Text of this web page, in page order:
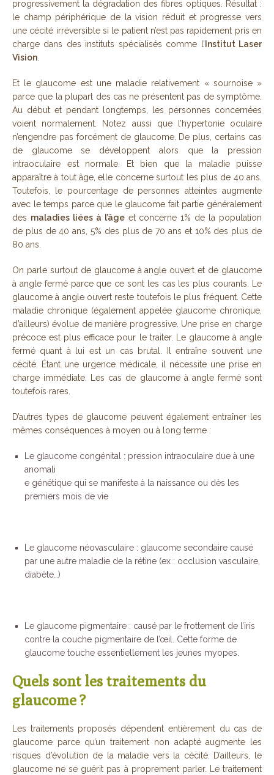
progressivement la dégradation des fibres optiques. Résultat :
le champ périphérique de la vision réduit et progresse vers
une cécité irréversible si le patient n’est pas rapidement pris en
charge dans des instituts spécialisés comme l’Institut Laser
Vision
Et le glaucome est une maladie relativement « sournoise »
parce que la plupart des cas ne présentent pas de symptôme.
Au début et pendant longtemps, les personnes concernées
voient normalement. Notez aussi que l’hypertonie oculaire
n’engendre pas forcément de glaucome. De plus, certains cas
de glaucome se développent alors que la pression
intraoculaire est normale. Et bien que la maladie puisse
apparaître à tout âge, elle concerne surtout les plus de 40 ans.
Toutefois, le pourcentage de personnes atteintes augmente
avec le temps parce que le glaucome fait partie généralement
des maladies liées à l’âgeet concerne 1% de la population
de plus de 40 ans, 5% des plus de 70 ans et 10% des plus de
80 ans.
On parle surtout de glaucome à angle ouvert et de glaucome
à angle fermé parce que ce sont les cas les plus courants. Le
glaucome à angle ouvert reste toutefois le plus fréquent. Cette
maladie chronique (également appelée glaucome chronique,
d’ailleurs) évolue de manière progressive. Une prise en charge
précoce est plus efficace pour le traiter. Le glaucome à angle
fermé quant à lui est un cas brutal. Il entraîne souvent une
cécité. Étant une urgence médicale, il nécessite une prise en
charge immédiate. Les cas de glaucome à angle fermé sont
toutefois rares.
D’autres types de glaucome peuvent également entraîner les
mêmes conséquences à moyen ou à long terme :
Le glaucome congénital : pression intraoculaire due à une
anomali
e génétique qui se manifeste à la naissance ou dès les
premiers mois de vie
Le glaucome néovasculaire : glaucome secondaire causé
par une autre maladie de la rétine (ex : occlusion vasculaire,
diabète…)
Le glaucome pigmentaire : causé par le frottement de l’iris
contre la couche pigmentaire de l’œil. Cette forme de
glaucome touche essentiellement les jeunes myopes.
Quels sont les traitements du
glaucome ?
Les traitements proposés dépendent entièrement du cas de
glaucome parce qu’un traitement non adapté augmente les
risques d’évolution de la maladie vers la cécité. D’ailleurs, le
glaucome ne se guérit pas à proprement parler. Le traitement